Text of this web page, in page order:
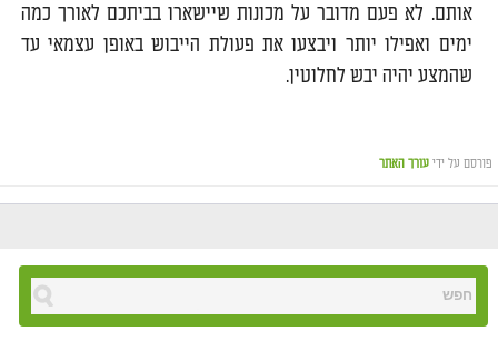
אותם. לא פעם מדובר על מכונות שיישארו בביתכם לאורך כמה
ימים ואפילו יותר ויבצעו את פעולת הייבוש באופן עצמאי עד
שהמצע יהיה יבש לחלוטין.
פורסם על ידי עורך האתר